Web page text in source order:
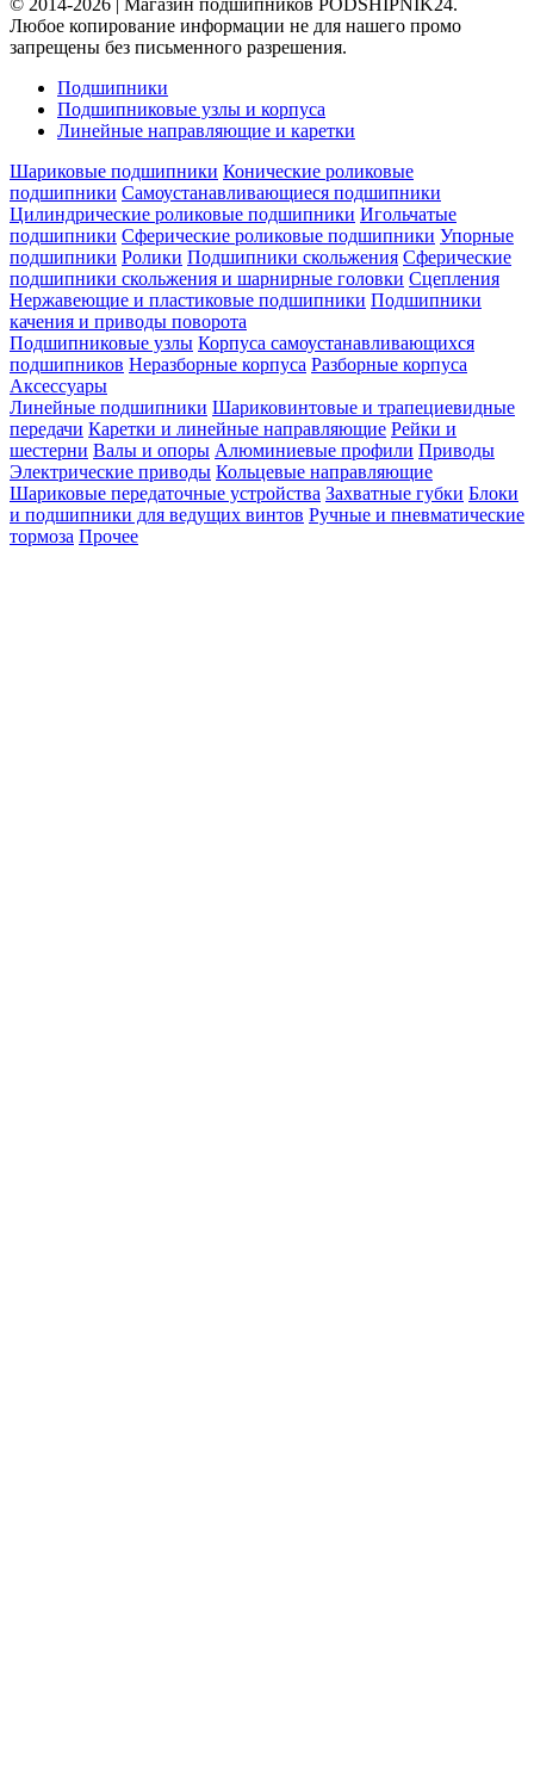
Любое копирование информации не для нашего промо
запрещены без письменного разрешения.
Подшипники
Подшипниковые узлы и корпуса
Линейные направляющие и каретки
Шариковые подшипники Конические роликовые
подшипники Самоустанавливающиеся подшипники
Цилиндрические роликовые подшипники Игольчатые
подшипники Сферические роликовые подшипники Упорные
подшипники Ролики Подшипники скольжения Сферические
подшипники скольжения и шарнирные головки Сцепления
Нержавеющие и пластиковые подшипники Подшипники
качения и приводы поворота
Подшипниковые узлы Корпуса самоустанавливающихся
подшипников Неразборные корпуса Разборные корпуса
Аксессуары
Линейные подшипники Шариковинтовые и трапециевидные
передачи Каретки и линейные направляющие Рейки и
шестерни Валы и опоры Алюминиевые профили Приводы
Электрические приводы Кольцевые направляющие
Шариковые передаточные устройства Захватные губки Блоки
и подшипники для ведущих винтов Ручные и пневматические
тормоза Прочее